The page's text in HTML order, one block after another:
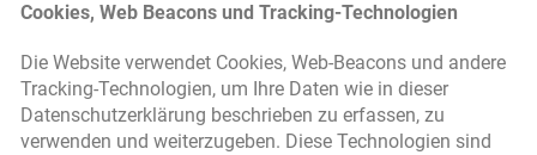
Cookies, Web Beacons und Tracking-Technologien
Die Website verwendet Cookies, Web-Beacons und andere
Tracking-Technologien, um Ihre Daten wie in dieser
Datenschutzerklärung beschrieben zu erfassen, zu
verwenden und weiterzugeben. Diese Technologien sind